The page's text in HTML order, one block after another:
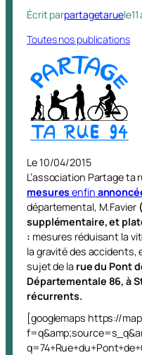
Écrit parpartagetaruele
Toutes nos publications
Le 10/04/2015
L’association Partage ta
mesuresenfin
départemental, M.Favier
supplémentaire, et
: mesures réduisant la
la gravité des accidents,
sujet de larue du Pont
Départementale 86, à
récurrents.
[googlemaps https://